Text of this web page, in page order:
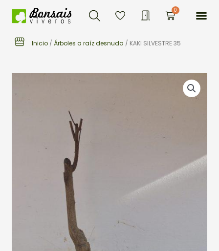
Buscar 0Carrito
Inicio / Árboles a raíz desnuda / KAKI SILVESTRE 35